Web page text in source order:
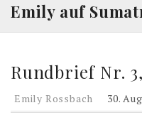
Emily auf
Rundbrief Nr.
Emily Rossbach 30.